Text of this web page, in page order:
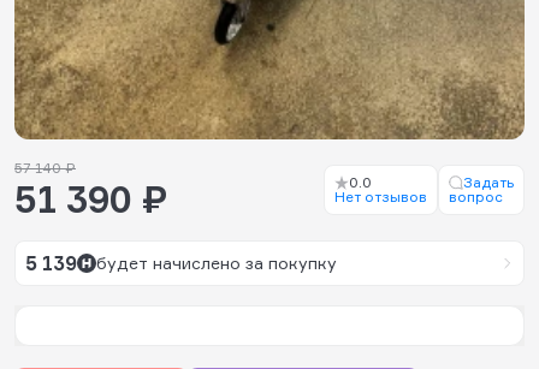
57 140 ₽
51 390 ₽
0.0
Нет отзывов
Задать
вопрос
5 139 будет начислено за покупку